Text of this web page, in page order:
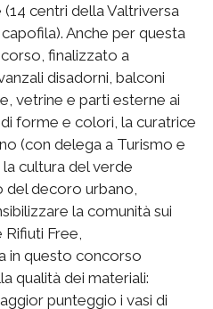
centri della Valtriversa
Anche per questa
finalizzato a
disadorni, balconi
vetrine e parti esterne ai
forme e colori, la curatrice
(con delega a Turismo e
cultura del verde
decoro urbano,
la comunità sui
Free,
in questo concorso
qualità dei materiali:
punteggio i vasi di